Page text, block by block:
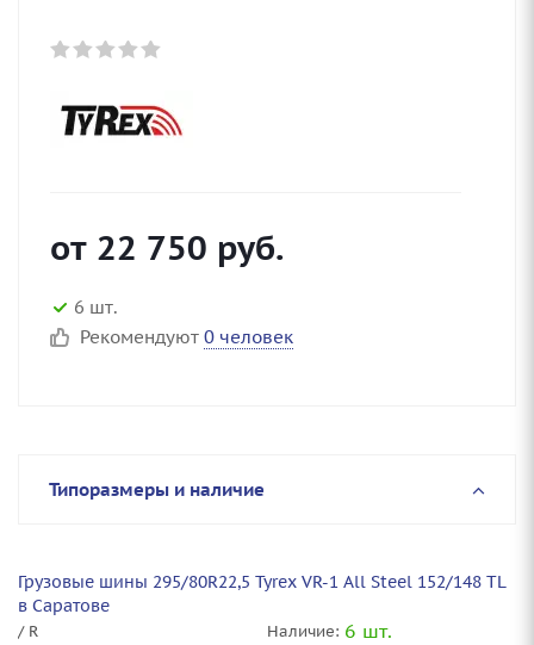
от 22 750 руб.
6 шт.
Рекомендуют 0 человек
Типоразмеры и наличие
Грузовые шины 295/80R22,5 Tyrex VR-1 All Steel 152/148 TL
в Саратове
/ R Наличие: 6 шт.